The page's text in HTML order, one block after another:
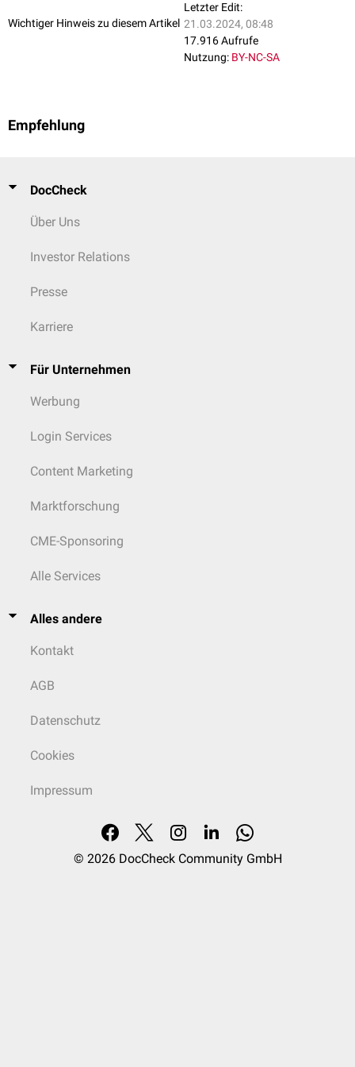
Wichtiger Hinweis zu diesem Artikel
Letzter Edit:
21.03.2024, 08:48
17.916 Aufrufe
Nutzung: BY-NC-SA
Empfehlung
DocCheck
Über Uns
Investor Relations
Presse
Karriere
Für Unternehmen
Werbung
Login Services
Content Marketing
Marktforschung
CME-Sponsoring
Alle Services
Alles andere
Kontakt
AGB
Datenschutz
Cookies
Impressum
© 2026 DocCheck Community GmbH